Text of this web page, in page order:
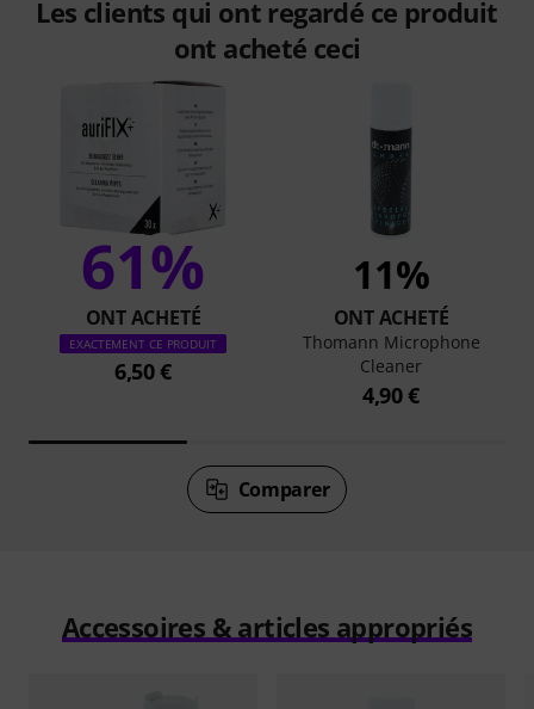
Les clients qui ont regardé ce produit
ont acheté ceci
61%
ONT ACHETÉ
EXACTEMENT CE PRODUIT
6,50 €
11%
ONT ACHETÉ
Thomann Microphone
Cleaner
4,90 €
Comparer
Accessoires & articles appropriés